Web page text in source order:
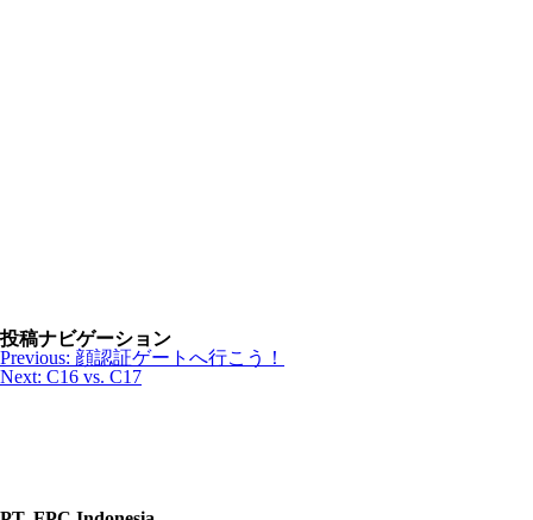
投稿ナビゲーション
Previous: 顔認証ゲートへ行こう！
Next: C16 vs. C17